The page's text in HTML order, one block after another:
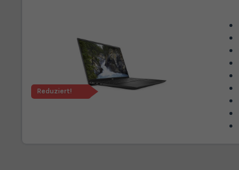
Reduziert!